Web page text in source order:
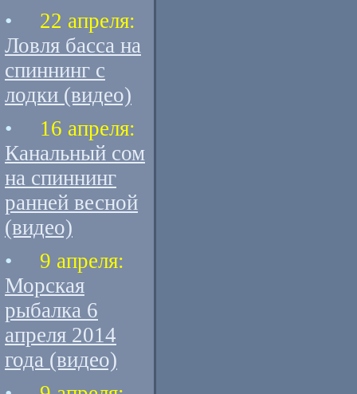
• 22 апреля:
Ловля басса на
спиннинг с
лодки (видео)
• 16 апреля:
Канальный сом
на спиннинг
ранней весной
(видео)
• 9 апреля:
Морская
рыбалка 6
апреля 2014
года (видео)